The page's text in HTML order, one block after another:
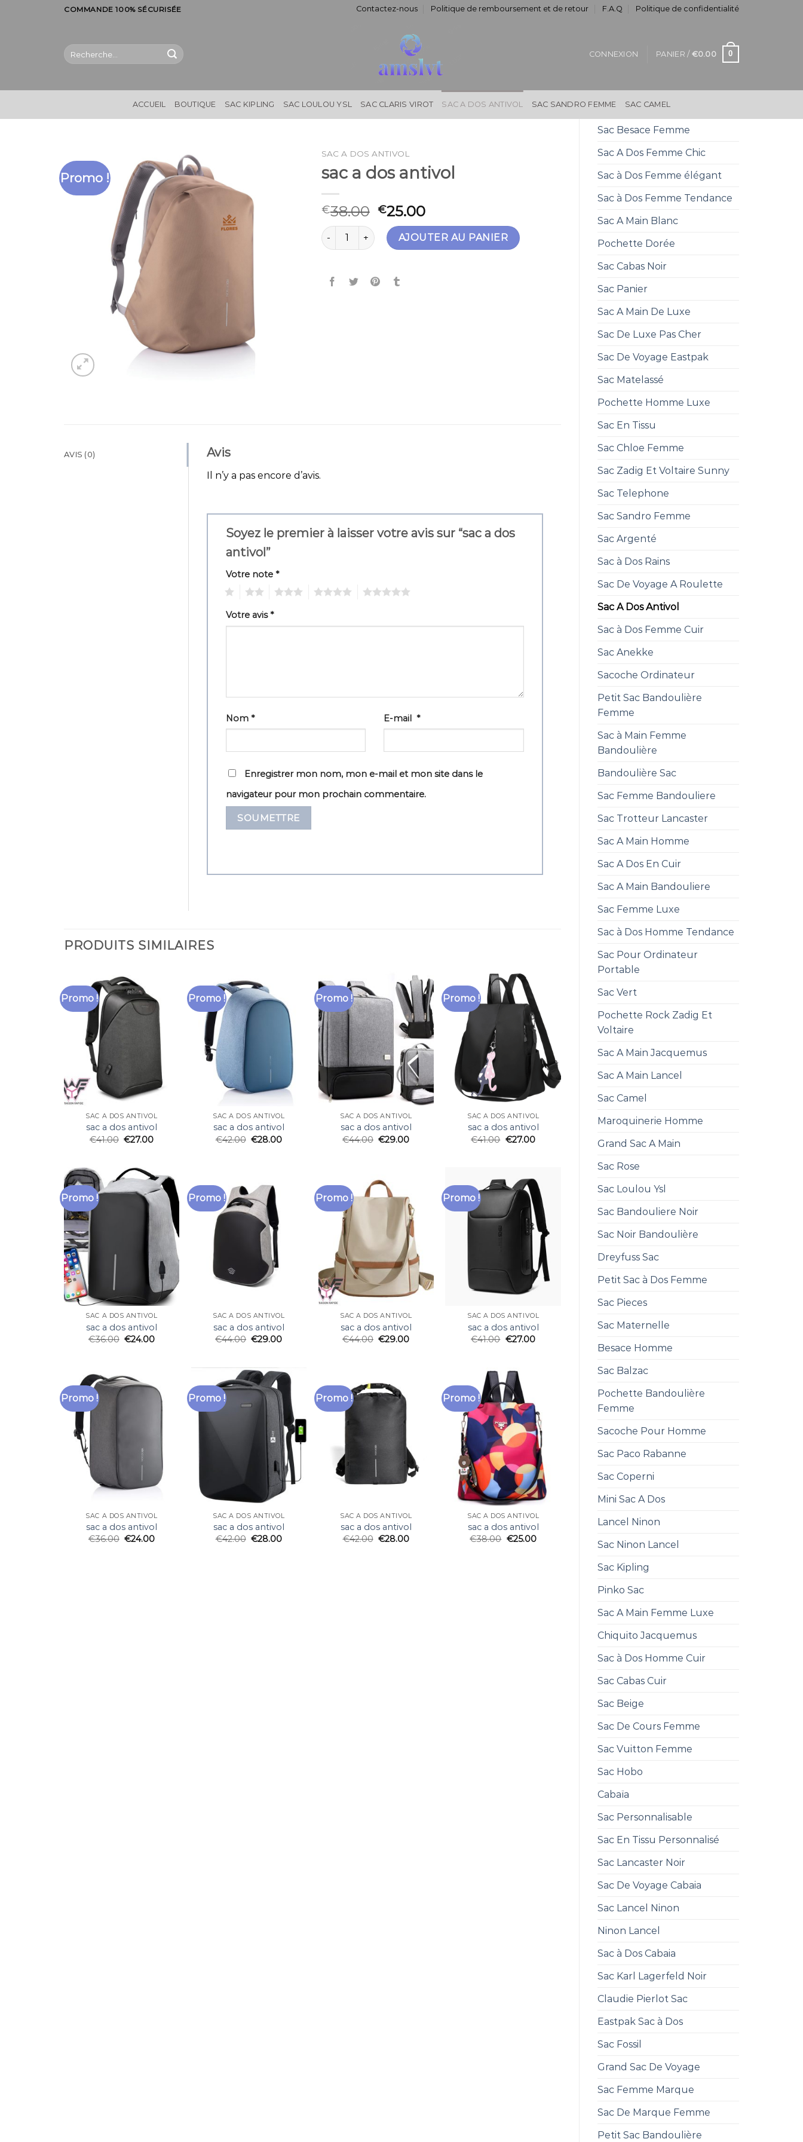
COMMANDE 100% SÉCURISÉE Contactez-nous Politique de remboursement et de retour F.A.Q Politique de confidentialité
Recherche
pour :
CONNEXION PANIER / €0.00 0
ACCUEIL BOUTIQUE SAC KIPLING SAC LOULOU YSL SAC CLARIS VIROT SAC A DOS ANTIVOL SAC SANDRO FEMME SAC CAMEL
Sac Besace Femme
Sac A Dos Femme Chic
Sac à Dos Femme élégant
Sac à Dos Femme Tendance
Sac A Main Blanc
Pochette Dorée
Sac Cabas Noir
Sac Panier
Sac A Main De Luxe
Sac De Luxe Pas Cher
Sac De Voyage Eastpak
Sac Matelassé
Pochette Homme Luxe
Sac En Tissu
Sac Chloe Femme
Sac Zadig Et Voltaire Sunny
Sac Telephone
Sac Sandro Femme
Sac Argenté
Sac à Dos Rains
Sac De Voyage A Roulette
Sac A Dos Antivol
Sac à Dos Femme Cuir
Sac Anekke
Sacoche Ordinateur
Petit Sac Bandoulière
Femme
Sac à Main Femme
Bandoulière
Bandoulière Sac
Sac Femme Bandouliere
Sac Trotteur Lancaster
Sac A Main Homme
Sac A Dos En Cuir
Sac A Main Bandouliere
Sac Femme Luxe
Sac à Dos Homme Tendance
Sac Pour Ordinateur
Portable
Sac Vert
Pochette Rock Zadig Et
Voltaire
Sac A Main Jacquemus
Sac A Main Lancel
Sac Camel
Maroquinerie Homme
Grand Sac A Main
Sac Rose
Sac Loulou Ysl
Sac Bandouliere Noir
Sac Noir Bandoulière
Dreyfuss Sac
Petit Sac à Dos Femme
Sac Pieces
Sac Maternelle
Besace Homme
Sac Balzac
Pochette Bandoulière
Femme
Sacoche Pour Homme
Sac Paco Rabanne
Sac Coperni
Mini Sac A Dos
Lancel Ninon
Sac Ninon Lancel
Sac Kipling
Pinko Sac
Sac A Main Femme Luxe
Chiquito Jacquemus
Sac à Dos Homme Cuir
Sac Cabas Cuir
Sac Beige
Sac De Cours Femme
Sac Vuitton Femme
Sac Hobo
Cabaïa
Sac Personnalisable
Sac En Tissu Personnalisé
Sac Lancaster Noir
Sac De Voyage Cabaia
Sac Lancel Ninon
Ninon Lancel
Sac à Dos Cabaia
Sac Karl Lagerfeld Noir
Claudie Pierlot Sac
Eastpak Sac à Dos
Sac Fossil
Grand Sac De Voyage
Sac Femme Marque
Sac De Marque Femme
Petit Sac Bandoulière
Promo !
SAC A DOS ANTIVOL
sac a dos antivol
€38.00 €25.00
quantité de sac a dos antivolAJOUTER AU PANIER
AVIS (0) Avis
Il n’y a pas encore d’avis.
Soyez le premier à laisser votre avis sur “sac a dos
antivol”
Votre note *
Votre avis*
Nom * E-mail*
Enregistrer mon nom, mon e-mail et mon site dans le
navigateur pour mon prochain commentaire.
PRODUITS SIMILAIRES
Promo !
SAC A DOS ANTIVOL
sac a dos antivol
€41.00 €27.00
Promo !
SAC A DOS ANTIVOL
sac a dos antivol
€42.00 €28.00
Promo !
SAC A DOS ANTIVOL
sac a dos antivol
€44.00 €29.00
Promo !
SAC A DOS ANTIVOL
sac a dos antivol
€41.00 €27.00
Promo !
SAC A DOS ANTIVOL
sac a dos antivol
€36.00 €24.00
Promo !
SAC A DOS ANTIVOL
sac a dos antivol
€44.00 €29.00
Promo !
SAC A DOS ANTIVOL
sac a dos antivol
€44.00 €29.00
Promo !
SAC A DOS ANTIVOL
sac a dos antivol
€41.00 €27.00
Promo !
SAC A DOS ANTIVOL
sac a dos antivol
€36.00 €24.00
Promo !
SAC A DOS ANTIVOL
sac a dos antivol
€42.00 €28.00
Promo !
SAC A DOS ANTIVOL
sac a dos antivol
€42.00 €28.00
Promo !
SAC A DOS ANTIVOL
sac a dos antivol
€38.00 €25.00